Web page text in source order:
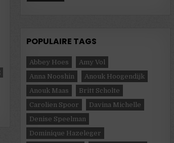
POPULAIRE TAGS
Abbey Hoes
Amy Vol
Anna Nooshin
Anouk Hoogendijk
Anouk Maas
Britt Scholte
Carolien Spoor
Davina Michelle
Denise Speelman
Dominique Hazeleger